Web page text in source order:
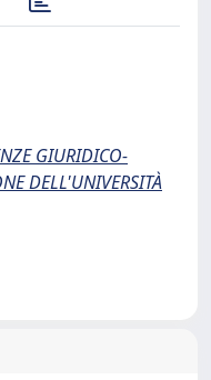
GIURIDICO-
DELL'UNIVERSITÀ